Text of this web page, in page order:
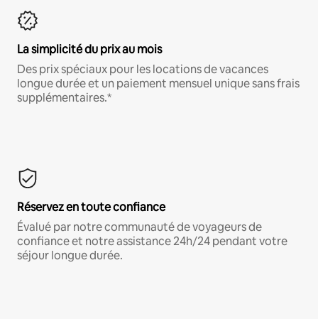
La simplicité du prix au mois
Des prix spéciaux pour les locations de vacances
longue durée et un paiement mensuel unique sans frais
supplémentaires.*
Réservez en toute confiance
Évalué par notre communauté de voyageurs de
confiance et notre assistance 24h/24 pendant votre
séjour longue durée.